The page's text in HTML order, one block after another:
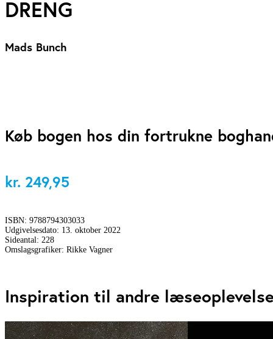
DRENG
Mads Bunch
Køb bogen hos din fortrukne
kr. 249,95
ISBN: 9788794303033
Udgivelsesdato: 13. oktober 2022
Sideantal: 228
Omslagsgrafiker: Rikke Vagner
Inspiration til andre